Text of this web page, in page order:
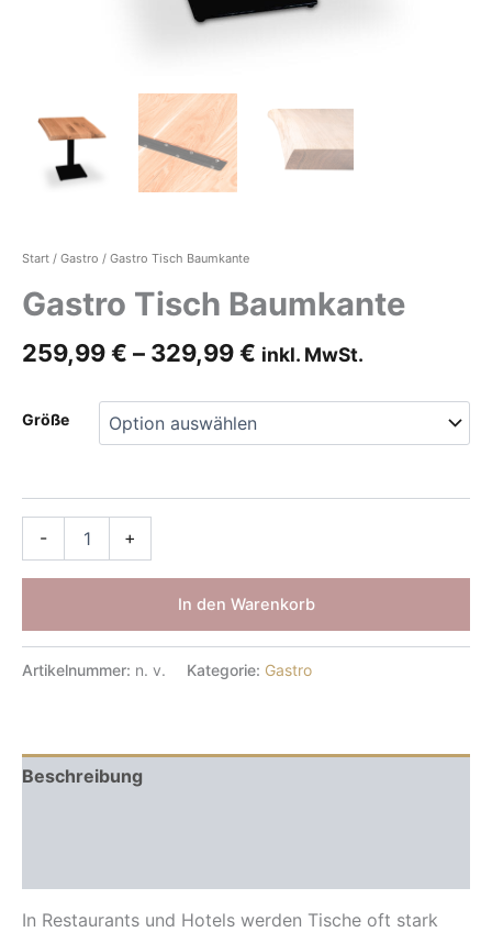
Start / Gastro / Gastro Tisch Baumkante
Gastro Tisch Baumkante
259,99€ – 329,99€ inkl. MwSt.
Größe
- +
In den Warenkorb
Artikelnummer: n. v. Kategorie: Gastro
Beschreibung
In Restaurants und Hotels werden Tische oft stark